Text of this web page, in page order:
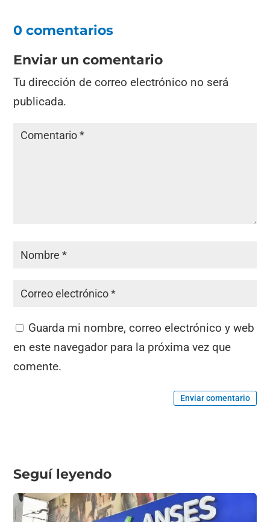
0 comentarios
Enviar un comentario
Tu dirección de correo electrónico no será
publicada.
Guarda mi nombre, correo electrónico y web
en este navegador para la próxima vez que
comente.
Enviar comentario
Seguí leyendo